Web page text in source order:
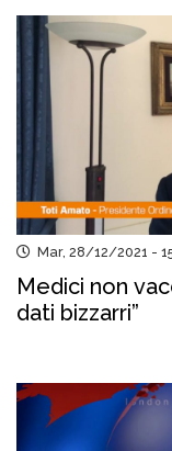
Mar, 28/12/2021 -
Medici non
dati bizzarri”